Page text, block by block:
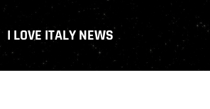
I LOVE ITALY NEWS